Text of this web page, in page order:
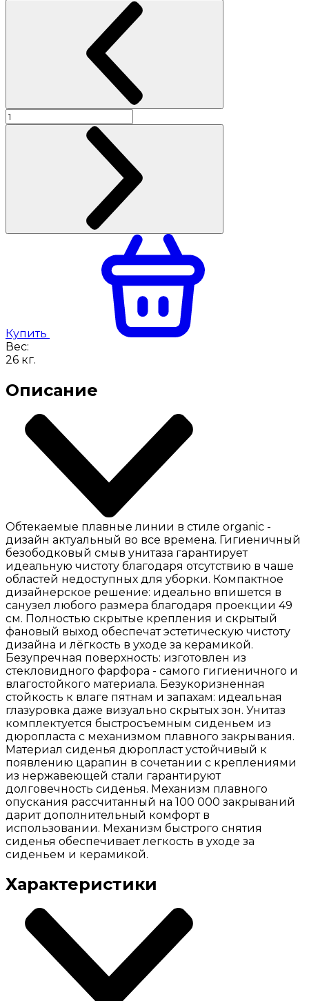
Купить
Вес:
26 кг.
Описание
Обтекаемые плавные линии в стиле organic -
дизайн актуальный во все времена. Гигиеничный
безободковый смыв унитаза гарантирует
идеальную чистоту благодаря отсутствию в чаше
областей недоступных для уборки. Компактное
дизайнерское решение: идеально впишется в
санузел любого размера благодаря проекции 49
см. Полностью скрытые крепления и скрытый
фановый выход обеспечат эстетическую чистоту
дизайна и лёгкость в уходе за керамикой.
Безупречная поверхность: изготовлен из
стекловидного фарфора - самого гигиеничного и
влагостойкого материала. Безукоризненная
стойкость к влаге пятнам и запахам: идеальная
глазуровка даже визуально скрытых зон. Унитаз
комплектуется быстросъемным сиденьем из
дюропласта с механизмом плавного закрывания.
Материал сиденья дюропласт устойчивый к
появлению царапин в сочетании с креплениями
из нержавеющей стали гарантируют
долговечность сиденья. Механизм плавного
опускания рассчитанный на 100 000 закрываний
дарит дополнительный комфорт в
использовании. Механизм быстрого снятия
сиденья обеспечивает легкость в уходе за
сиденьем и керамикой.
Характеристики